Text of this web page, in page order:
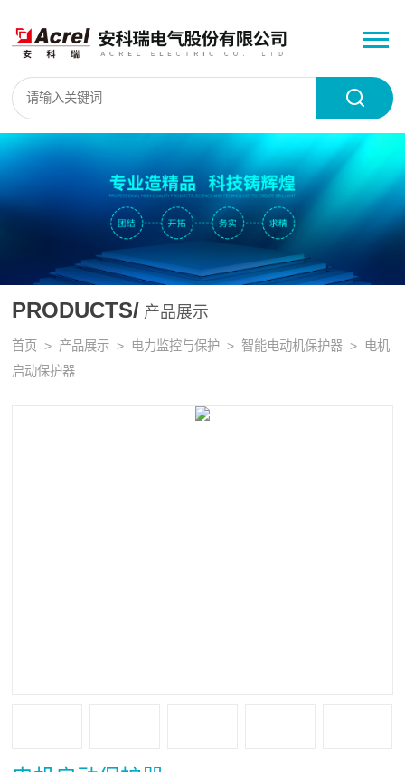
PRODUCTS/ 产品展示
首页 > 产品展示 > 电力监控与保护 >智能电动机保护器 > 电机
启动保护器